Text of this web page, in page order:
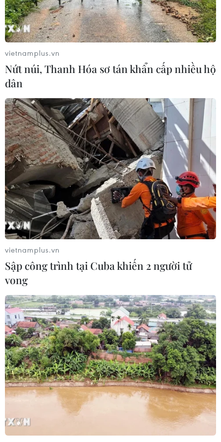
công trên Biển Đen
04/08/2026 05:54
Vì sao Google khiến Mỹ và
EU đối đầu về chủ quyền số?
Máy bay chở khách nội địa đầu tiên
của Nga hoàn tất chuyến bay thử
nghiệm
04/08/2026 01:25
Bí mật sau những chung cư không
niên hạn ở Pháp
04/08/2026 01:03
Nga
03/08/2026 15:02
Lãnh đạo EU kêu gọi 'hành động
thống nhất' về biên giới
03/08/2026 14:35
vietnamplus.vn
Nứt núi, Thanh Hóa sơ tán khẩn cấp nhiều hộ
dân
vietnamplus.vn
Sập công trình tại Cuba khiến 2 người tử
vong